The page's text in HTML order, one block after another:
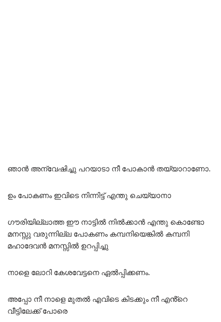
ഞാൻ അന്വേഷിച്ചു പറയാടാ നീ പോകാൻ തയ്യാറാണോ.
ഉം പോകണം ഇവിടെ നിന്നിട്ട് എന്തു ചെയ്യാനാ
ഗൗരിയില്ലാത്ത ഈ നാട്ടിൽ നിൽക്കാൻ എന്തു കൊണ്ടോ
മനസ്സു വരുന്നില്ല പോകണം കമ്പനിയെങ്കിൽ കമ്പനി
മഹാദേവൻ മനസ്സിൽ ഉറപ്പിച്ചു
നാളെ ലോറി കേശവേട്ടനെ ഏൽപ്പിക്കണം.
അപ്പോ നീ നാളെ മുതൽ എവിടെ കിടക്കും നീ എൻ്റെ
വീട്ടിലേക്ക് പോരെ